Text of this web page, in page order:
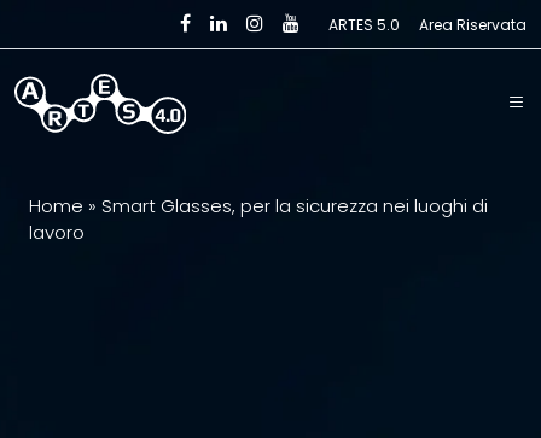
Skip to main content ARTES 5.0 Area Riservata
Home » Smart Glasses, per la sicurezza nei luoghi di
lavoro